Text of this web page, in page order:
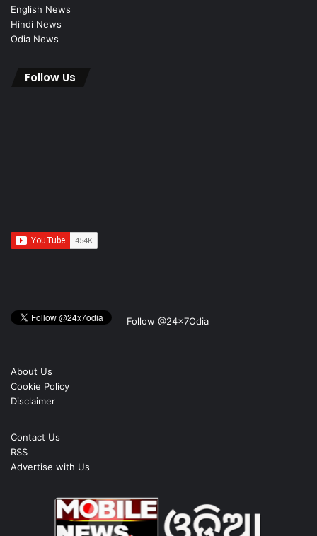
English News
Hindi News
Odia News
Follow Us
Follow @24x7Odia
About Us
Cookie Policy
Disclaimer
Contact Us
RSS
Advertise with Us